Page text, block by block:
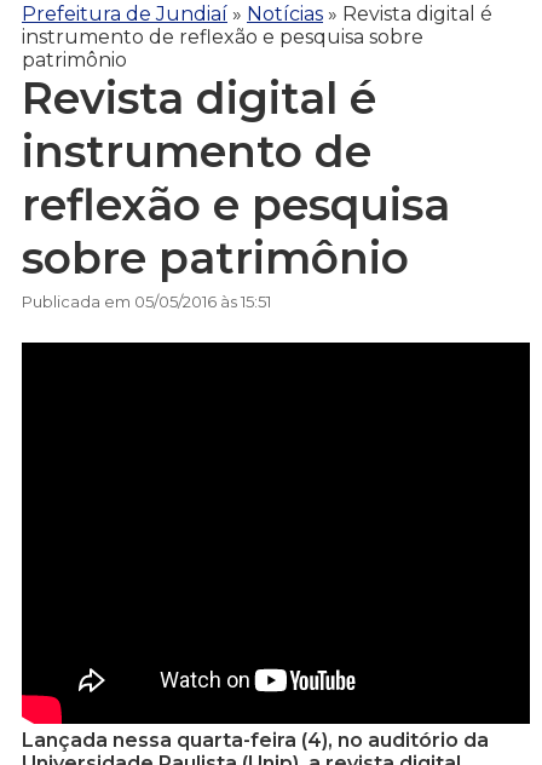
Prefeitura de Jundiaí » Notícias » Revista digital é
instrumento de reflexão e pesquisa sobre
patrimônio
Revista digital é
instrumento de
reflexão e pesquisa
sobre patrimônio
Publicada em 05/05/2016 às 15:51
Lançada nessa quarta-feira (4), no auditório da